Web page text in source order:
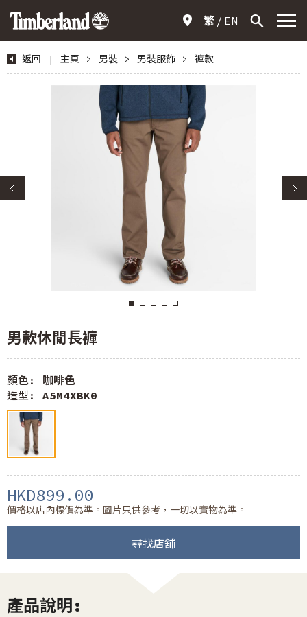
繁 EN
返回 | 主頁 > 男裝 > 男裝服飾 > 褲款
男款休閒長褲
顏色: 咖啡色
造型: A5M4XBK0
HKD899.00
價格以店內標價為準。圖片只供參考，一切以實物為準。
尋找店舖
產品說明: